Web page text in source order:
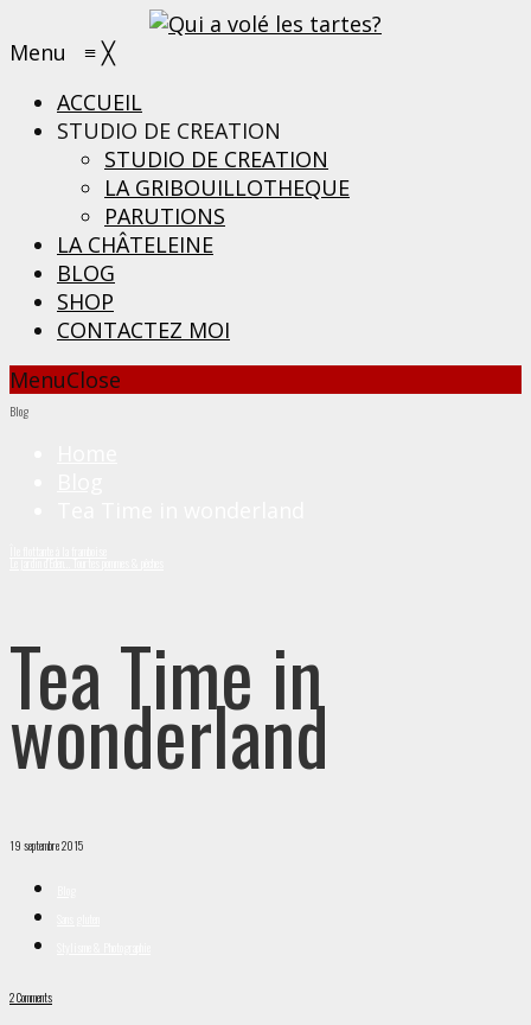
Menu ≡ ╳
ACCUEIL
STUDIO DE CREATION
STUDIO DE CREATION
LA GRIBOUILLOTHEQUE
PARUTIONS
LA CHÂTELEINE
BLOG
SHOP
CONTACTEZ MOI
MenuClose
Blog
Tea Time in
wonderland
19 septembre 2015
2 Comments